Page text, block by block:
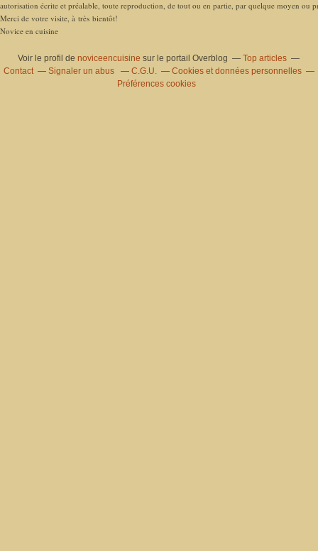
autorisation écrite et préalable, toute reproduction, de tout ou en partie, par quelque moyen ou
Merci de votre visite, à très bientôt!
Novice en cuisine
Voir le profil denoviceencuisine sur le portail Overblog
Top articles
Contact
Signaler un abus C.G.U.
Cookies et données personnelles
Préférences cookies